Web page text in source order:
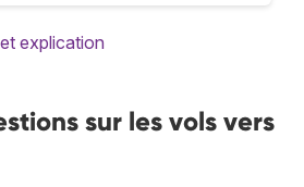
explication
sur les vols vers